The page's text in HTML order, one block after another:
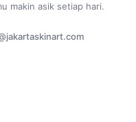
makin asik setiap hari.